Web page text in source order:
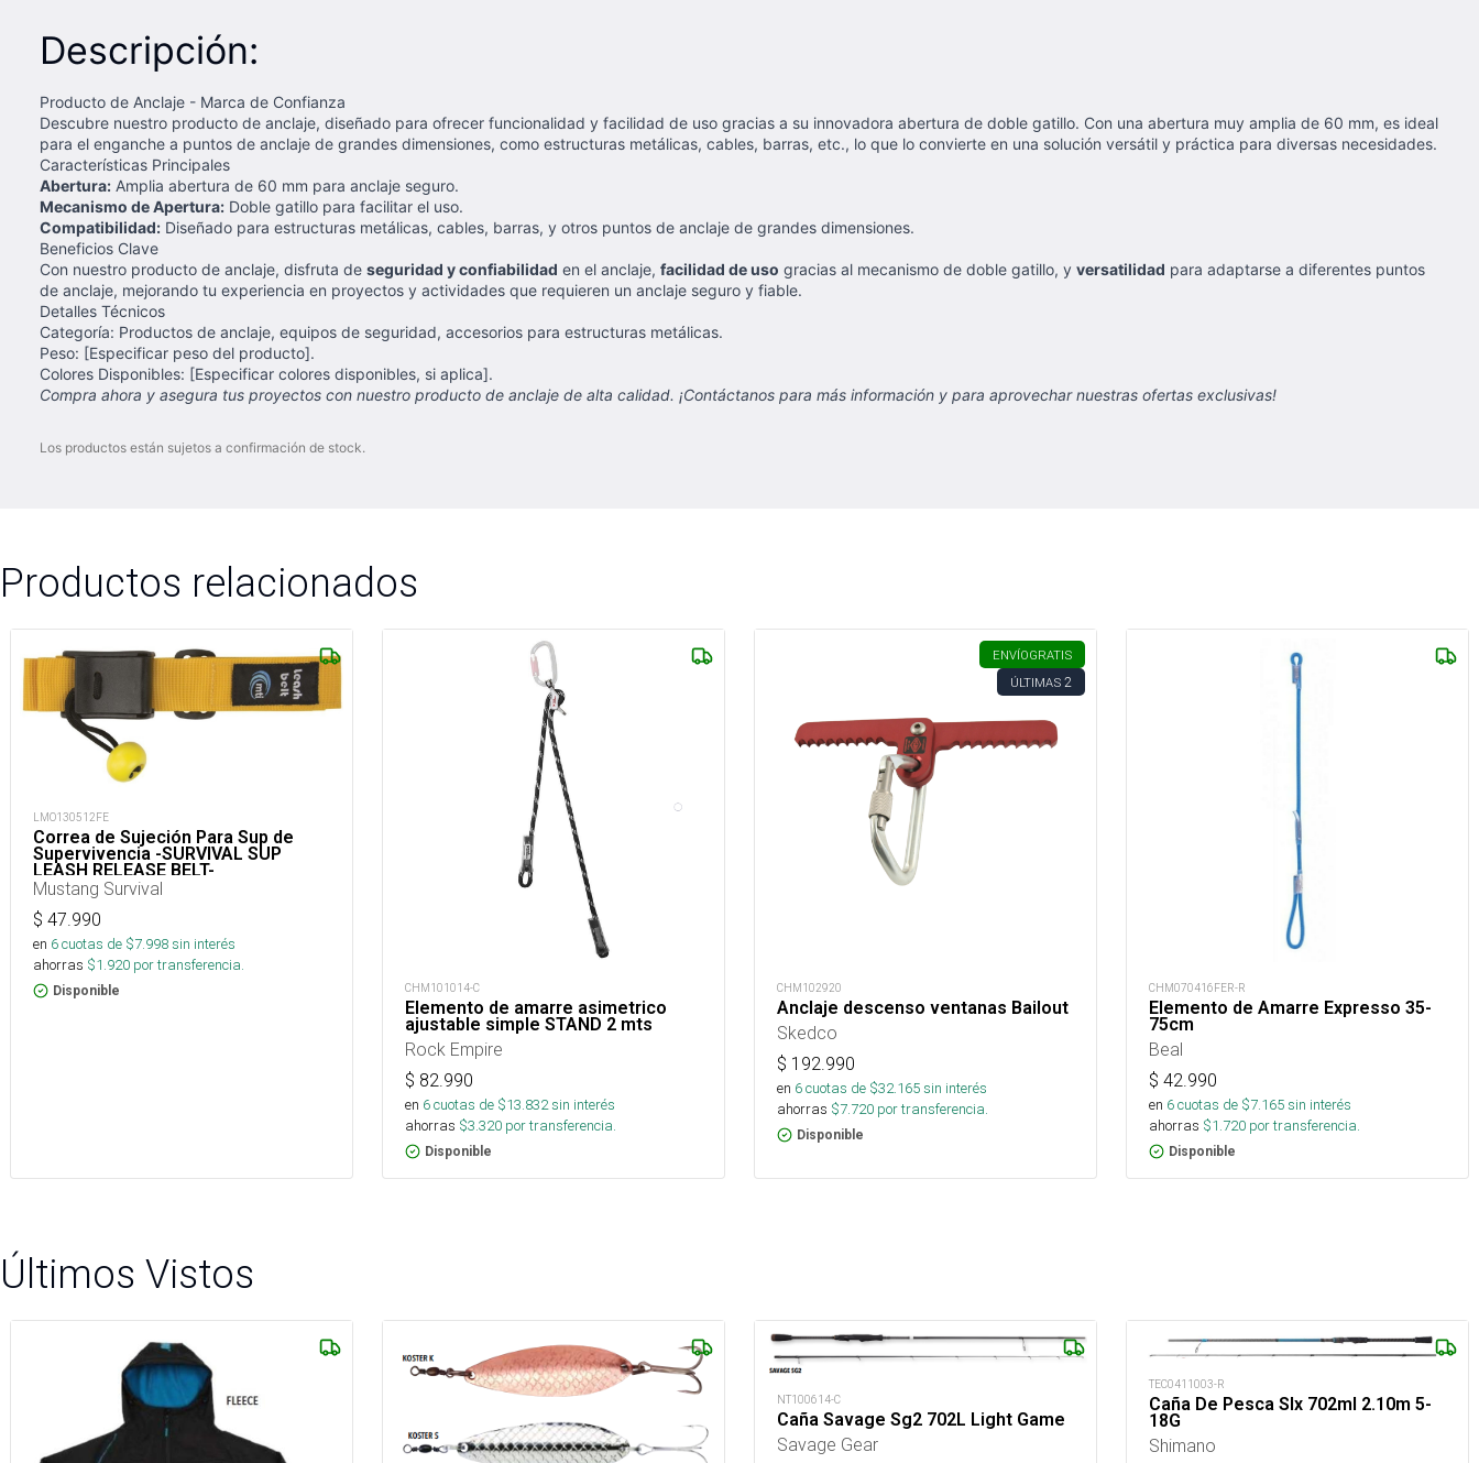
Descripción:
Producto de Anclaje - Marca de Confianza
Descubre nuestro producto de anclaje, diseñado para ofrecer funcionalidad y facilidad de uso gracias a su innovadora abertura de doble gatillo. Con una abertura muy amplia de 60 mm, es ideal
para el enganche a puntos de anclaje de grandes dimensiones, como estructuras metálicas, cables, barras, etc., lo que lo convierte en una solución versátil y práctica para diversas necesidades.
Características Principales
Abertura: Amplia abertura de 60 mm para anclaje seguro.
Mecanismo de Apertura: Doble gatillo para facilitar el uso.
Compatibilidad: Diseñado para estructuras metálicas, cables, barras, y otros puntos de anclaje de grandes dimensiones.
Beneficios Clave
Con nuestro producto de anclaje, disfruta de seguridad y confiabilidad en el anclaje, facilidad de uso gracias al mecanismo de doble gatillo, y versatilidad para adaptarse a diferentes puntos
de anclaje, mejorando tu experiencia en proyectos y actividades que requieren un anclaje seguro y fiable.
Detalles Técnicos
Categoría: Productos de anclaje, equipos de seguridad, accesorios para estructuras metálicas.
Peso: [Especificar peso del producto].
Colores Disponibles: [Especificar colores disponibles, si aplica].
Compra ahora y asegura tus proyectos con nuestro producto de anclaje de alta calidad. ¡Contáctanos para más información y para aprovechar nuestras ofertas exclusivas!
Los productos están sujetos a confirmación de stock.
Productos relacionados
LMO130512FE
Correa de Sujeción Para Sup de
Supervivencia -SURVIVAL SUP
LEASH RELEASE BELT-
Mustang Survival
$ 47.990
en 6cuotas de $7.998sin interés
ahorras $1.920 por transferencia.
Disponible CHM101014-C
Elemento de amarre asimetrico
ajustable simple STAND 2 mts
Rock Empire
$ 82.990
en 6cuotas de $13.832sin interés
ahorras $3.320 por transferencia.
Disponible
ENVÍOGRATIS
ÚLTIMAS 2
CHM102920
Anclaje descenso ventanas Bailout
Skedco
$ 192.990
en 6cuotas de $32.165sin interés
ahorras $7.720 por transferencia.
Disponible
CHM070416FER-R
Elemento de Amarre Expresso 35-
75cm
Beal
$ 42.990
en 6cuotas de $7.165sin interés
ahorras $1.720 por transferencia.
Disponible
Últimos Vistos
NT100614-C
Caña Savage Sg2 702L Light Game
Savage Gear
TEC0411003-R
Caña De Pesca Slx 702ml 2.10m 5-
18G
Shimano